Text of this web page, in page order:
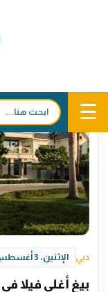
☰ بحث:
دبي الإثنين، 3 أغسطس 2026 - 17:51
بيغ أغلى فيلا